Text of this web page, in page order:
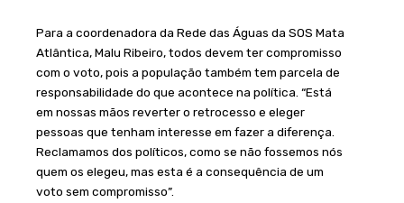
Para a coordenadora da Rede das Águas da SOS Mata
Atlântica, Malu Ribeiro, todos devem ter compromisso
com o voto, pois a população também tem parcela de
responsabilidade do que acontece na política. “Está
em nossas mãos reverter o retrocesso e eleger
pessoas que tenham interesse em fazer a diferença.
Reclamamos dos políticos, como se não fossemos nós
quem os elegeu, mas esta é a consequência de um
voto sem compromisso”.